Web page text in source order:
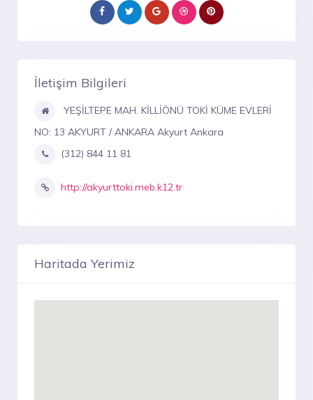
İletişim Bilgileri
YEŞİLTEPE MAH. KİLLİÖNÜ TOKİ KÜME EVLERİ
NO: 13 AKYURT / ANKARA Akyurt Ankara
(312) 844 11 81
http://akyurttoki.meb.k12.tr
Haritada Yerimiz